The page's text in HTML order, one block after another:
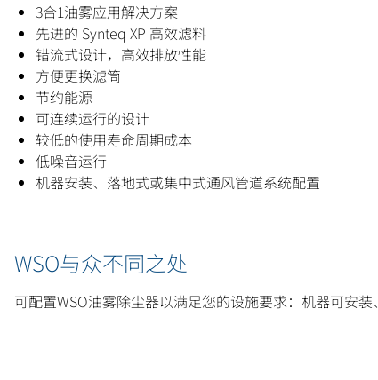
3合1油雾应用解决方案
先进的 Synteq XP 高效滤料
错流式设计，高效排放性能
方便更换滤筒
节约能源
可连续运行的设计
较低的使用寿命周期成本
低噪音运行
机器安装、落地式或集中式通风管道系统配置
WSO与众不同之处
可配置WSO油雾除尘器以满足您的设施要求：机器可安装